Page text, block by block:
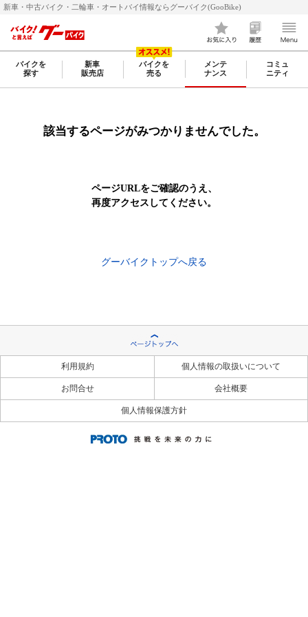
新車・中古バイク・二輪車・オートバイ情報ならグーバイク(GooBike)
バイクを
探す
新車
販売店
バイクを
売る
メンテ
ナンス
コミュ
ニティ
該当するページがみつかりませんでした。
ページURLをご確認のうえ、
再度アクセスしてください。
グーバイクトップへ戻る
利用規約 個人情報の取扱いについて
お問合せ 会社概要
個人情報保護方針